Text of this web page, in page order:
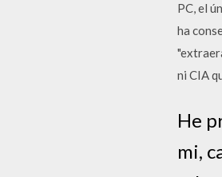
PC, el
ha
ni CIA
He
mi,